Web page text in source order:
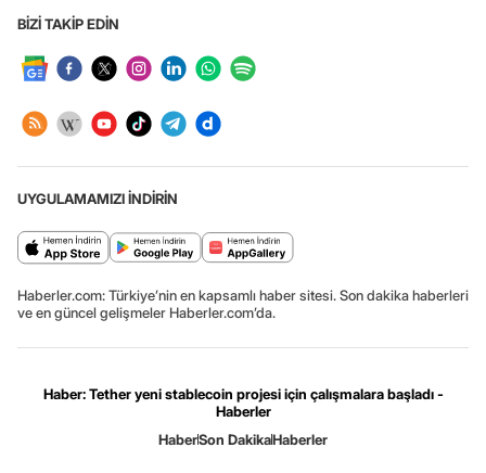
BİZİ TAKİP EDİN
UYGULAMAMIZI İNDİRİN
Haberler.com: Türkiye’nin en kapsamlı haber sitesi. Son dakika haberleri
ve en güncel gelişmeler Haberler.com’da.
Haber: Tether yeni stablecoin projesi için çalışmalara başladı -
Haberler
HaberSon DakikaHaberler